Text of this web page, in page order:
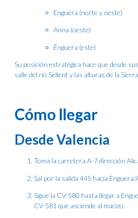
Enguera (norte y oeste)
Anna (oeste)
Énguera (este)
Su posición estratégica hace que desde
valle del río Sellent y las alturas de la
Cómo llegar
Desde Valencia
Toma la carretera A-7 dirección
Sal por la salida 445 hacia Enguera/
Sigue la CV-580 hasta llegar a
CV-581 que asciende al macizo.